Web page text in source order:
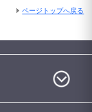
ページトップへ戻る